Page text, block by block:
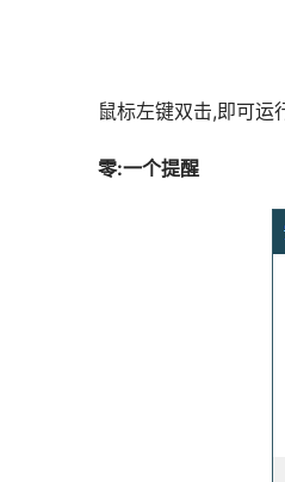
鼠标左键双击,即可运
零:一个提醒